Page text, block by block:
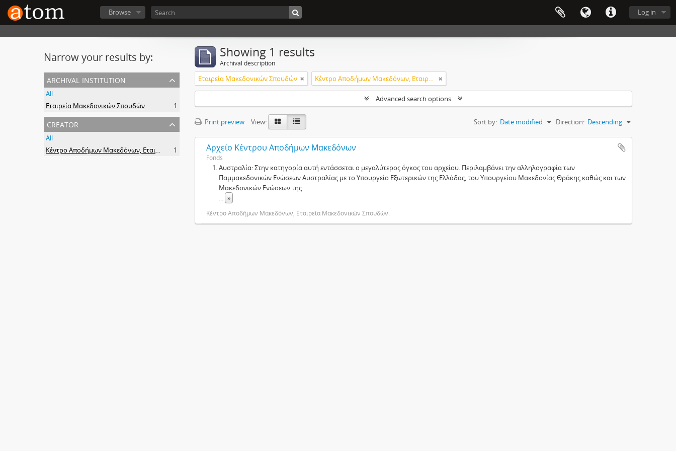
Log in
Browse
Narrow your results by:
archival institution
All
Εταιρεία Μακεδονικών Σπουδών
1
creator
All
Κέντρο Αποδήμων Μακεδόνων, Εταιρεία Μακεδονικών Σπουδών.
1
Showing 1 results
Archival description
Εταιρεία Μακεδονικών Σπουδών Κέντρο Αποδήμων Μακεδόνων, Εταιρεία Μακεδονικών Σπουδών.
Advanced search options
Print preview View: Sort by: Date modified Direction: Descending
Αρχείο Κέντρου Αποδήμων Μακεδόνων
Fonds
Αυστραλία: Στην κατηγορία αυτή εντάσσεται ο μεγαλύτερος όγκος του αρχείου. Περιλαμβάνει την αλληλογραφία των
Παμμακεδονικών Ενώσεων Αυστραλίας με το Υπουργείο Εξωτερικών της Ελλάδας, του Υπουργείου Μακεδονίας Θράκης καθώς και των
Μακεδονικών Ενώσεων της
... »
Κέντρο Αποδήμων Μακεδόνων, Εταιρεία Μακεδονικών Σπουδών.